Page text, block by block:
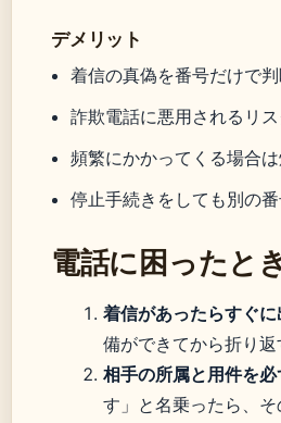
デメリット
着信の真偽を番号だけで
詐欺電話に悪用されるリ
頻繁にかかってくる場合
停止手続きをしても別の
電話に困ったと
着信があったらすぐ
備ができてから折り返
相手の所属と用件を
す」と名乗ったら、そ